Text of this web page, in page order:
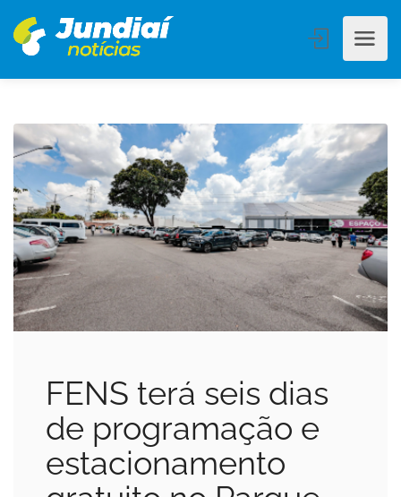
FENS terá seis dias
de programação e
estacionamento